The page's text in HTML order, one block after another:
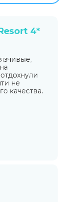
4*
не
качества.